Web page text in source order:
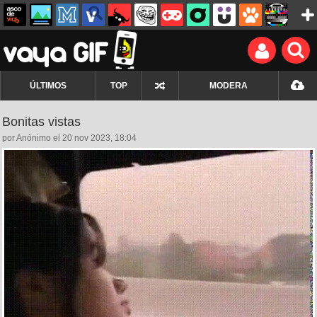
ÚLTIMOS TOP MODERA
Bonitas vistas
por Anónimo el 20 nov 2023, 18:04